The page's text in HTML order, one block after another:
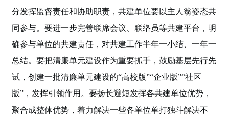
分发挥监督责任和协助职责，共建单位要以主人翁姿态共
同参与。要进一步完善联席会议、联络员等共建平台，明
确参与单位的共建责任，对共建工作半年一小结、一年一
总结。要把清廉单元建设作为重要抓手，鼓励基层先行先
试，创建一批清廉单元建设的“高校版”“企业版”“社区
版”，发挥引领作用。要扬长避短发挥各共建单位优势，
聚合成整体优势 ，着力解决一些各单位单打独斗解决不